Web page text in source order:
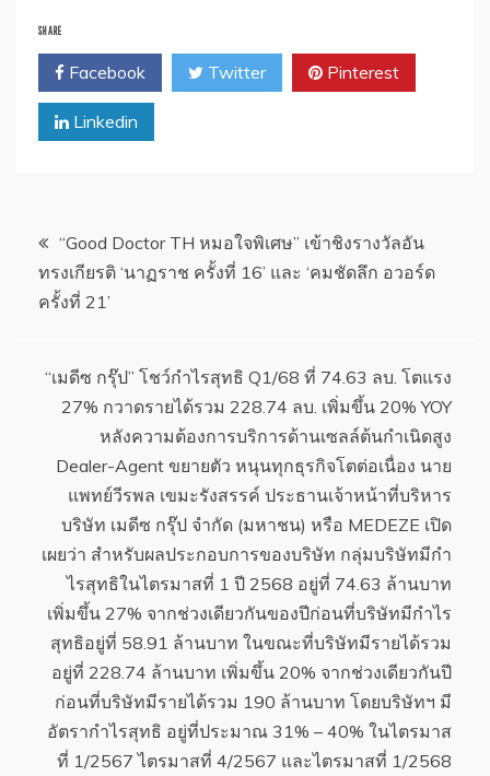
SHARE
Facebook Twitter Pinterest
Linkedin
แนะแนว
เรื่อง
“Good Doctor TH หมอใจพิเศษ” เข้าชิงรางวัลอัน
ทรงเกียรติ ‘นาฏราช ครั้งที่ 16’ และ ‘คมชัดลึก อวอร์ด
ครั้งที่ 21’
“เมดีซ กรุ๊ป” โชว์กำไรสุทธิ Q1/68 ที่ 74.63 ลบ. โตแรง
27% กวาดรายได้รวม 228.74 ลบ. เพิ่มขึ้น 20% YOY
หลังความต้องการบริการด้านเซลล์ต้นกำเนิดสูง
Dealer-Agent ขยายตัว หนุนทุกธุรกิจโตต่อเนื่อง นาย
แพทย์วีรพล เขมะรังสรรค์ ประธานเจ้าหน้าที่บริหาร
บริษัท เมดีซ กรุ๊ป จำกัด (มหาชน) หรือ MEDEZE เปิด
เผยว่า สำหรับผลประกอบการของบริษัท กลุ่มบริษัทมีกํา
ไรสุทธิในไตรมาสที่ 1 ปี 2568 อยู่ที่ 74.63 ล้านบาท
เพิ่มขึ้น 27% จากช่วงเดียวกันของปีก่อนที่บริษัทมีกำไร
สุทธิอยู่ที่ 58.91 ล้านบาท ในขณะที่บริษัทมีรายได้รวม
อยู่ที่ 228.74 ล้านบาท เพิ่มขึ้น 20% จากช่วงเดียวกันปี
ก่อนที่บริษัทมีรายได้รวม 190 ล้านบาท โดยบริษัทฯ มี
อัตรากำไรสุทธิ อยู่ที่ประมาณ 31% – 40% ในไตรมาส
ที่ 1/2567 ไตรมาสที่ 4/2567 และไตรมาสที่ 1/2568